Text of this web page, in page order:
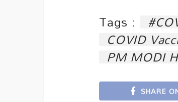
Tags :
COVID
PM MODI
SHARE